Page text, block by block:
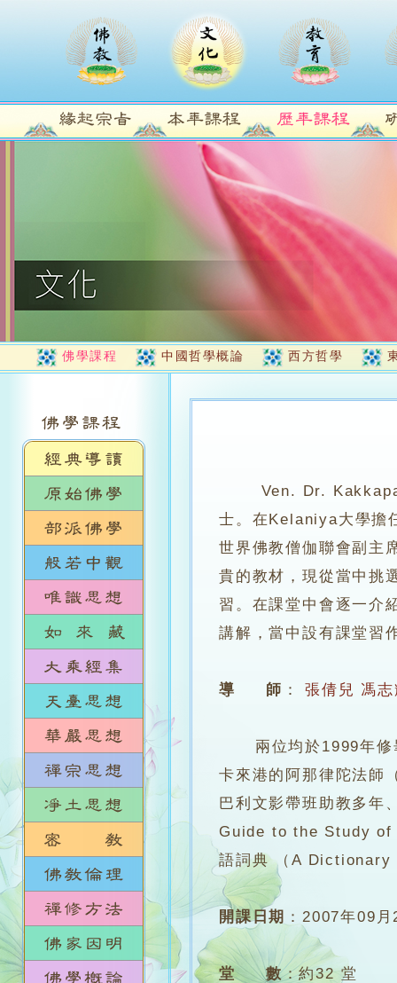
佛學課程 中國哲學概論 西方哲學
Ven. Dr.
士。在Kelaniya大學擔
世界佛教僧伽聯會副主
貴的教材，現從當中挑
習。在課堂中會逐一介
講解，當中設有課堂習
導 師 ： 張倩兒 馮
兩位均於1999年修畢
卡來港的阿那律陀法師
巴利文影帶班助教多年
Guide to the Study of
語詞典 （A
開課日期 ：2007年09月
堂 數：約32 堂